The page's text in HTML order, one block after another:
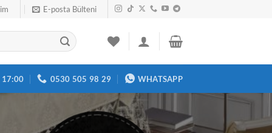
E-posta Bülteni
17:00 0530 505 98 29 WHATSAPP